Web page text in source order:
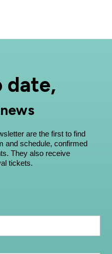
date,
are the first to find
and schedule, confirmed
They also receive
tickets.